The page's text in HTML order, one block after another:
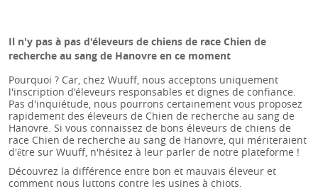
Il n'y pas à pas d'éleveurs de chiens de race Chien de
recherche au sang de Hanovre en ce moment
Pourquoi ? Car, chez Wuuff, nous acceptons uniquement
l'inscription d'éleveurs responsables et dignes de confiance.
Pas d'inquiétude, nous pourrons certainement vous proposez
rapidement des éleveurs de Chien de recherche au sang de
Hanovre. Si vous connaissez de bons éleveurs de chiens de
race Chien de recherche au sang de Hanovre, qui mériteraient
d'être sur Wuuff, n'hésitez à leur parler de notre plateforme !
Découvrez la différence entre bon et mauvais éleveur et
comment nous luttons contre les usines à chiots.